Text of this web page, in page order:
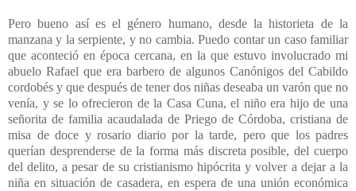
Pero bueno así es el género humano, desde la historieta de la
manzana y la serpiente, y no cambia. Puedo contar un caso familiar
que aconteció en época cercana, en la que estuvo involucrado mi
abuelo Rafael que era barbero de algunos Canónigos del Cabildo
cordobés y que después de tener dos niñas deseaba un varón que no
venía, y se lo ofrecieron de la Casa Cuna, el niño era hijo de una
señorita de familia acaudalada de Priego de Córdoba, cristiana de
misa de doce y rosario diario por la tarde, pero que los padres
querían desprenderse de la forma más discreta posible, del cuerpo
del delito, a pesar de su cristianismo hipócrita y volver a dejar a la
niña en situación de casadera, en espera de una unión económica